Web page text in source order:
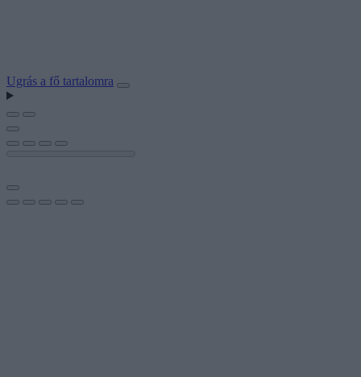
Ugrás a fő tartalomra